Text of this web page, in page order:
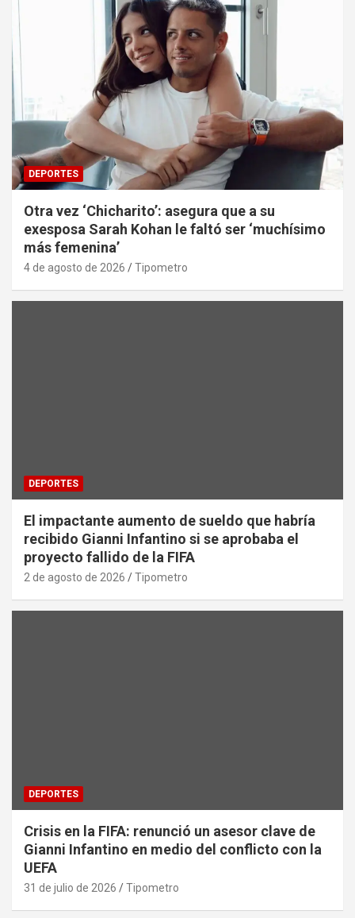
DEPORTES
Otra vez ‘Chicharito’: asegura que a su
exesposa Sarah Kohan le faltó ser ‘muchísimo
más femenina’
4 de agosto de 2026 Tipometro
DEPORTES
El impactante aumento de sueldo que habría
recibido Gianni Infantino si se aprobaba el
proyecto fallido de la FIFA
2 de agosto de 2026 Tipometro
DEPORTES
Crisis en la FIFA: renunció un asesor clave de
Gianni Infantino en medio del conflicto con la
UEFA
31 de julio de 2026 Tipometro